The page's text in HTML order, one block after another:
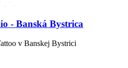
- Banská Bystrica
v Banskej Bystrici